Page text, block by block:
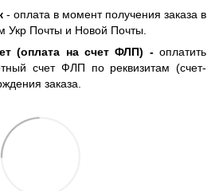
- оплата в момент получения заказа в
Укр Почты и Новой Почты.
(оплата на счет ФЛП) -оплатить
счет ФЛП по реквизитам (счет-
заказа.